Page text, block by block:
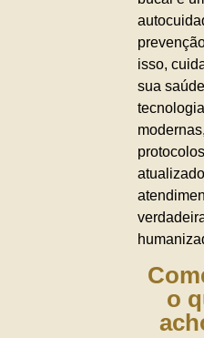
isso,
sua
modernas,
protocolos
o